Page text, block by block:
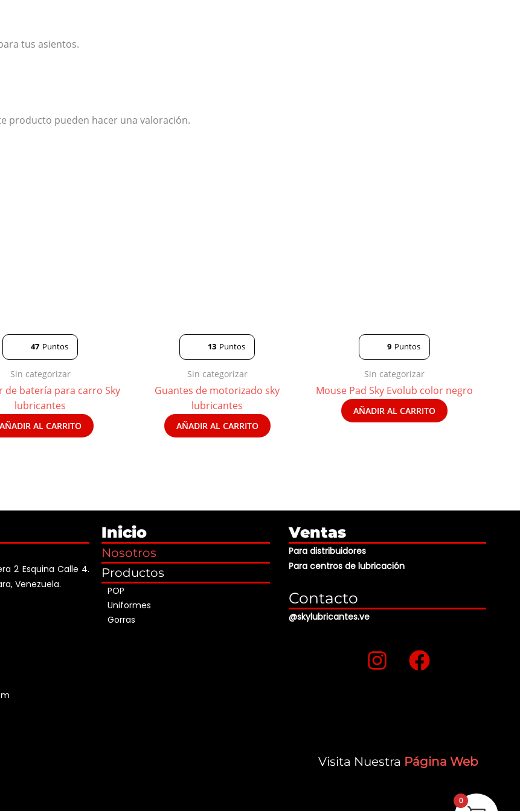
tus asientos.
producto pueden hacer una valoración.
47 Puntos
Sin categorizar
de batería para carro Sky
lubricantes
AÑADIR AL CARRITO
13 Puntos
Sin categorizar
Guantes de motorizado sky
lubricantes
AÑADIR AL CARRITO
9 Puntos
Sin categorizar
Mouse Pad Sky Evolub color negro
AÑADIR AL CARRITO
2 Esquina Calle 4.
Venezuela.
Inicio
Nosotros
Productos
POP
Uniformes
Gorras
Ventas
Para distribuidores
Para centros de lubricación
Contacto
@skylubricantes.ve
I
n
g
F
a
o
o
Visita Nuestra Página Web
0